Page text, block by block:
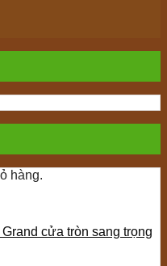
hàng.
cửa tròn sang trọng